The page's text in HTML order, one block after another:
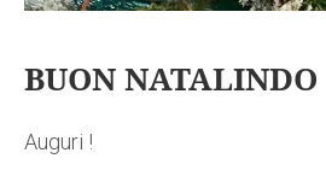
BUON NATALINDO
Auguri !